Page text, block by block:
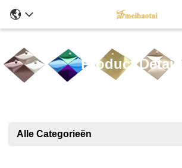
Product
Alle Categorieën